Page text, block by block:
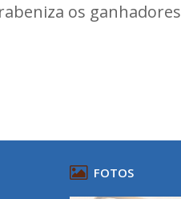
os
FOTOS